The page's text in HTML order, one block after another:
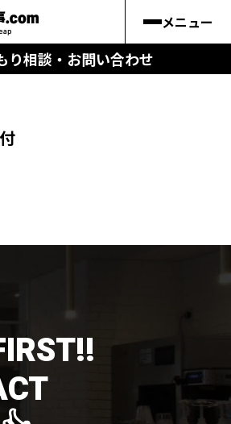
メニュー
り相談・お問い合わせ
.comの強み
れ